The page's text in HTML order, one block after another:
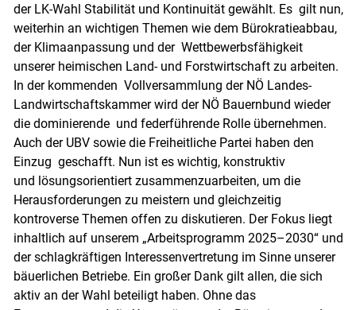
Skip to main content
der LK-Wahl Stabilität und Kontinuität gewählt. Es gilt nun,
weiterhin an wichtigen Themen wie dem Bürokratieabbau,
der Klimaanpassung und der Wettbewerbsfähigkeit
unserer heimischen Land- und Forstwirtschaft zu arbeiten.
In der kommenden Vollversammlung der NÖ Landes-
Landwirtschaftskammer wird der NÖ Bauernbund wieder
die dominierende und federführende Rolle übernehmen.
Auch der UBV sowie die Freiheitliche Partei haben den
Einzug geschafft. Nun ist es wichtig, konstruktiv
und lösungsorientiert zusammenzuarbeiten, um die
Herausforderungen zu meistern und gleichzeitig
kontroverse Themen offen zu diskutieren. Der Fokus liegt
inhaltlich auf unserem „Arbeitsprogramm 2025–2030“ und
der schlagkräftigen Interessenvertretung im Sinne unserer
bäuerlichen Betriebe. Ein großer Dank gilt allen, die sich
aktiv an der Wahl beteiligt haben. Ohne das